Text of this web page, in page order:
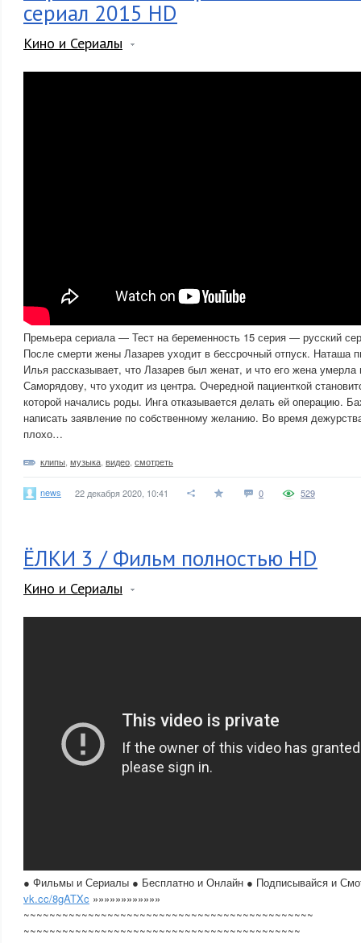
сериал 2015 HD
Кино и Сериалы
Премьера сериала — Тест на беременность 15 серия — русский
После смерти жены Лазарев уходит в бессрочный отпуск. Наташа
Илья рассказывает, что Лазарев был женат, и что его жена
Саморядову, что уходит из центра. Очередной пациенткой
которой начались роды. Инга отказывается делать ей операцию.
написать заявление по собственному желанию. Во время
плохо…
клипы музыка видео смотреть
news 22 декабря 2020, 10:41 0 529
ЁЛКИ 3 / Фильм полностью HD
Кино и Сериалы
● Фильмы и Сериалы ● Бесплатно и Онлайн ● Подписывайся и
vk.cc/8gATXc »»»»»»»»»»»»
~~~~~~~~~~~~~~~~~~~~~~~~~~~~~~~~~~~~~~~~~~~~~
~~~~~~~~~~~~~~~~~~~~~~~~~~~~~~~~~~~~~~~~~~~